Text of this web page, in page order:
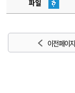
파일
이전 페이지